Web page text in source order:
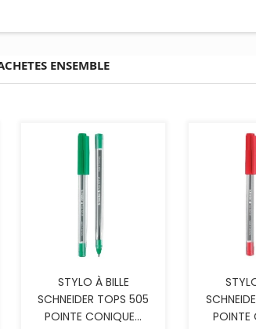
ENSEMBLE
STYLO À BILLE
SCHNEIDER TOPS 505
POINTE CONIQUE...
POINTE